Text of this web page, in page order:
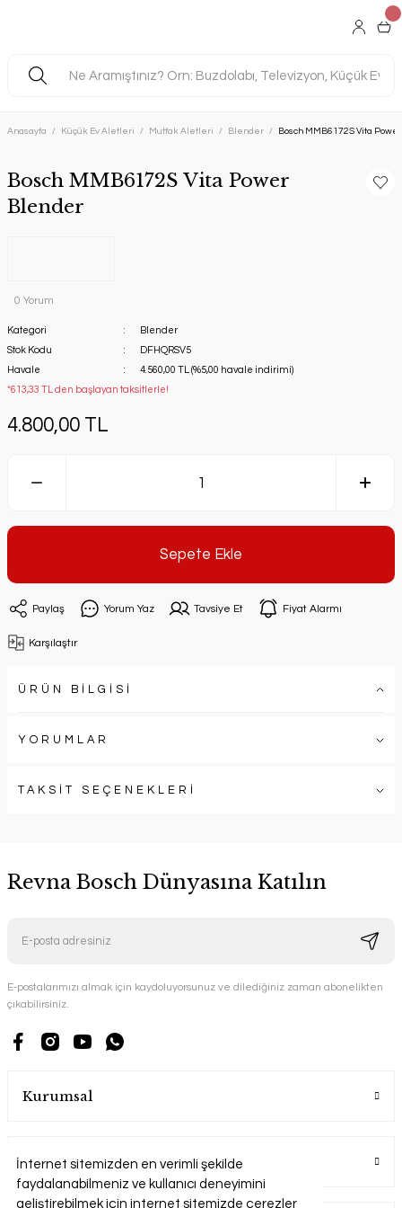
İnternet sitemizden en verimli şekilde
faydalanabilmeniz ve kullanıcı deneyimini
geliştirebilmek için internet sitemizde çerezler
Anasayfa Küçük Ev Aletleri Mutfak Aletleri Blender Bosch MMB6172S Vita
Bosch MMB6172S Vita Power
Blender
0 Yorum
Kategori
Blender
Stok Kodu
DFHQRSV5
Havale
4.560,00 TL (%5,00 havale indirimi)
*613,33 TL den başlayan taksitlerle!
4.800,00 TL
Sepete Ekle
Paylaş Yorum Yaz Tavsiye Et Fiyat Alarmı
Karşılaştır
ÜRÜN BİLGİSİ
YORUMLAR
TAKSİT SEÇENEKLERİ
Revna Bosch Dünyasına Katılın
E-postalarımızı almak için kaydoluyorsunuz ve dilediğiniz zaman abonelikten
çıkabilirsiniz.
Kurumsal
Alışveriş